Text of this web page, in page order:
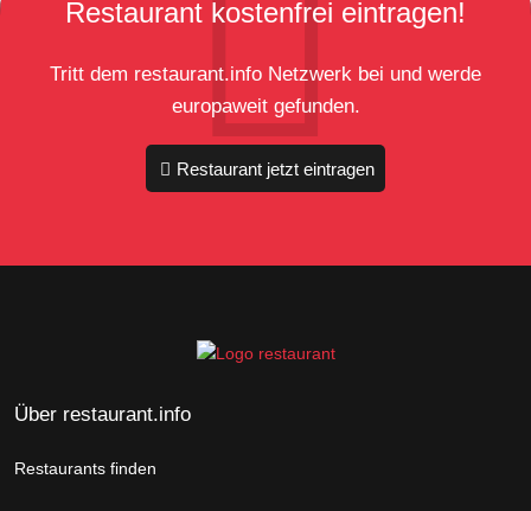
Restaurant kostenfrei eintragen!
Tritt dem restaurant.info Netzwerk bei und werde
europaweit gefunden.
Restaurant jetzt eintragen
Über restaurant.info
Restaurants finden